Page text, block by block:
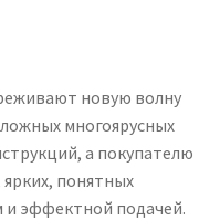
новую волну
многоярусных
а покупателю
понятных
и эффектной подачей.